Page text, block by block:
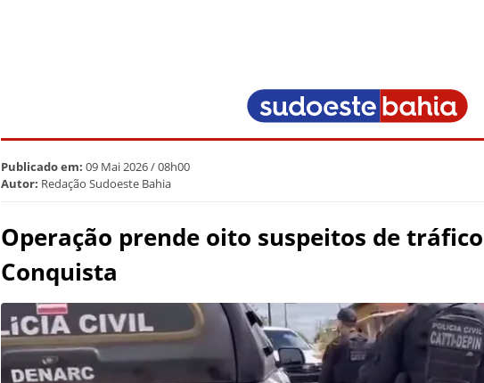
Publicado em: 09 Mai 2026 / 08h00
Autor: Redação Sudoeste Bahia
Operação prende oito suspeitos de
Conquista